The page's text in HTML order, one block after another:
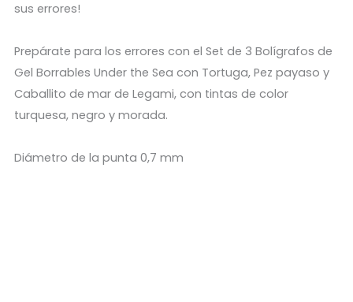
sus errores!
Prepárate para los errores con el Set de 3 Bolígrafos de
Gel Borrables Under the Sea con Tortuga, Pez payaso y
Caballito de mar de Legami, con tintas de color
turquesa, negro y morada.
Diámetro de la punta 0,7 mm